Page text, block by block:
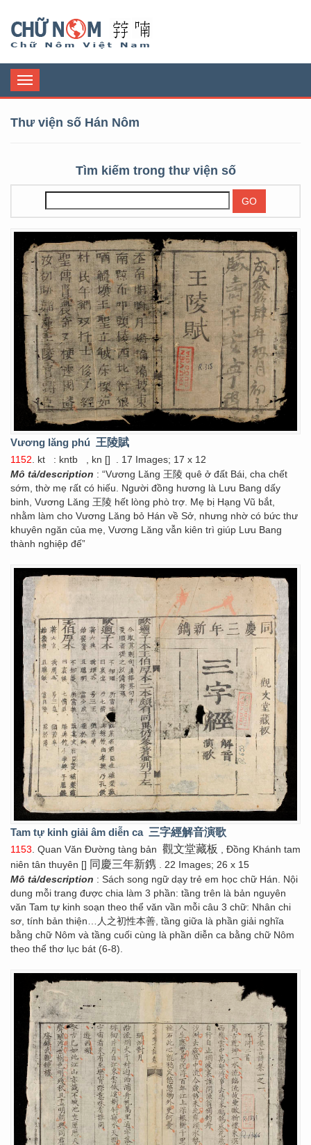
Toggle
navigation
Thư viện số Hán Nôm
Tìm kiếm trong thư viện số
Vương lăng phú 王陵賦
1152 . kt : kntb , kn []
. 17 Images; 17 x 12
Mô tả/description : “Vương Lăng 王陵 quê ở đất Bái, cha chết
sớm, thờ mẹ rất có hiếu. Người đồng hương là Lưu Bang dấy
binh, Vương Lăng 王陵 hết lòng phò trợ. Mẹ bị Hạng Vũ bắt,
nhằm làm cho Vương Lăng bỏ Hán về Sở, nhưng nhờ có bức thư
khuyên ngăn của mẹ, Vương Lăng vẫn kiên trì giúp Lưu Bang
thành nghiệp đế”
Tam tự kinh giải âm diễn ca 三字經解音演歌
1153. Quan Văn Đường tàng bản 觀文堂藏板 , Đồng Khánh tam
niên tân thuyên [] 同慶三年新鎸 . 22 Images; 26 x 15
Mô tả/description : Sách song ngữ dạy trẻ em học chữ Hán. Nội
dung mỗi trang được chia làm 3 phần: tầng trên là bản nguyên
văn Tam tự kinh soạn theo thể văn vần mỗi câu 3 chữ: Nhân chi
sơ, tính bản thiện…人之初性本善, tầng giữa là phần giải nghĩa
bằng chữ Nôm và tầng cuối cùng là phần diễn ca bằng chữ Nôm
theo thể thơ lục bát (6-8).